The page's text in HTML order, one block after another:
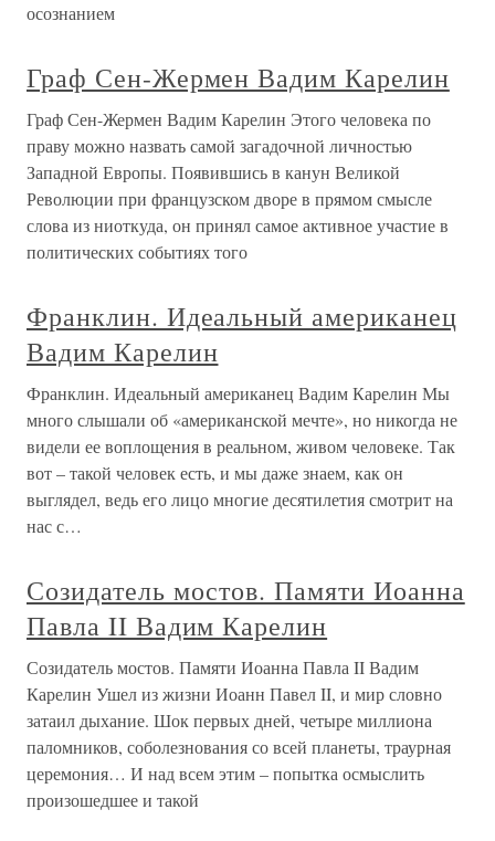
осознанием
Граф Сен-Жермен Вадим Карелин
Граф Сен-Жермен Вадим Карелин Этого человека по
праву можно назвать самой загадочной личностью
Западной Европы. Появившись в канун Великой
Революции при французском дворе в прямом смысле
слова из ниоткуда, он принял самое активное участие в
политических событиях того
Франклин. Идеальный американец
Вадим Карелин
Франклин. Идеальный американец Вадим Карелин Мы
много слышали об «американской мечте», но никогда не
видели ее воплощения в реальном, живом человеке. Так
вот – такой человек есть, и мы даже знаем, как он
выглядел, ведь его лицо многие десятилетия смотрит на
нас с…
Созидатель мостов. Памяти Иоанна
Павла II Вадим Карелин
Созидатель мостов. Памяти Иоанна Павла II Вадим
Карелин Ушел из жизни Иоанн Павел II, и мир словно
затаил дыхание. Шок первых дней, четыре миллиона
паломников, соболезнования со всей планеты, траурная
церемония… И над всем этим – попытка осмыслить
произошедшее и такой